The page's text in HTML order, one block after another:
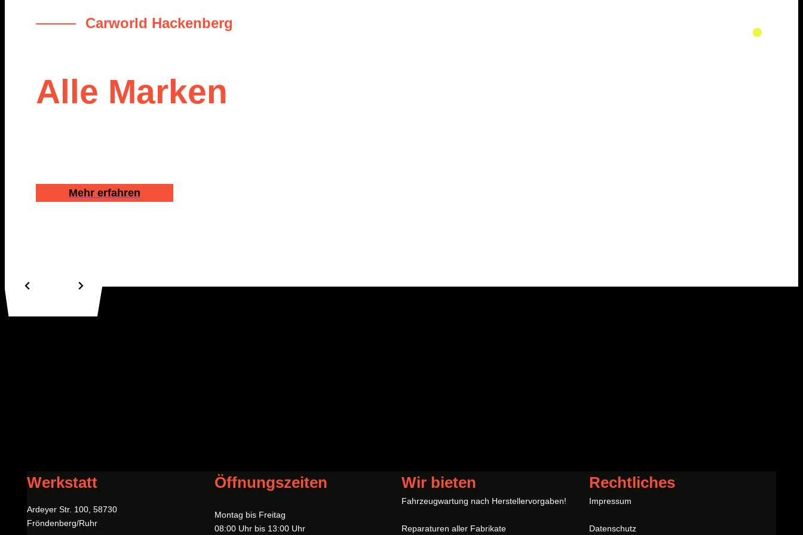
Carworld Hackenberg
Alle Marken
Mehr erfahren
Werkstatt
Ardeyer Str. 100, 58730
Fröndenberg/Ruhr
Öffnungszeiten
Montag bis Freitag
08:00 Uhr bis 13:00 Uhr
Wir bieten
Fahrzeugwartung nach Herstellervorgaben!
Reparaturen aller Fabrikate
Rechtliches
Impressum
Datenschutz